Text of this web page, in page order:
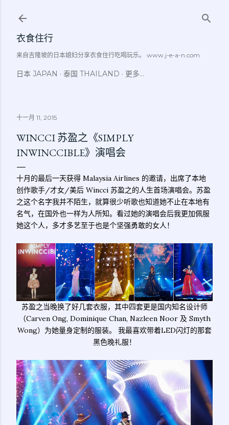
衣食住行
来自吉隆坡的日本媳妇分享衣食住行吃喝玩乐。 www.j-e-a-n.com
日本 JAPAN 泰国 THAILAND 更多…
十一月 11, 2015
WINCCI 苏盈之《SIMPLY
INWINCCIBLE》演唱会
十月的最后一天获得 Malaysia Airlines 的邀请，出席了本地
创作歌手/才女/美后 Wincci 苏盈之的人生首场演唱会。苏盈
之这个名字我并不陌生，就算很少听歌也知道她不止在本地有
名气，在国外也一样为人所知。看过她的演唱会后我更加佩服
她这个人，多才多艺至于也是个坚强勇敢的女人！
苏盈之当晚换了好几套衣服，其中四套更是国内知名设计师
（Carven Ong, Dominique Chan, Nazleen Noor 及 Smyth
Wong）为她量身定制的服装。 我最喜欢带着LED闪灯的那套
黑色晚礼服！